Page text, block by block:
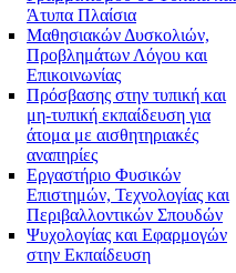
Άτυπα Πλαίσια
Μαθησιακών Δυσκολιών,
Προβλημάτων Λόγου και
Επικοινωνίας
Πρόσβασης στην τυπική και
μη-τυπική εκπαίδευση για
άτομα με αισθητηριακές
αναπηρίες
Εργαστήριο Φυσικών
Επιστημών, Τεχνολογίας και
Περιβαλλοντικών Σπουδών
Ψυχολογίας και Εφαρμογών
στην Εκπαίδευση